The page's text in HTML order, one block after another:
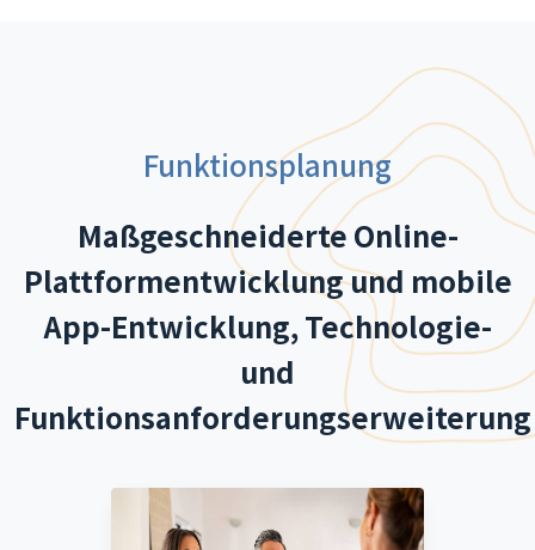
Funktionsplanung
Maßgeschneiderte Online-
Plattformentwicklung und mobile
App-Entwicklung, Technologie-
und
Funktionsanforderungserweiterung